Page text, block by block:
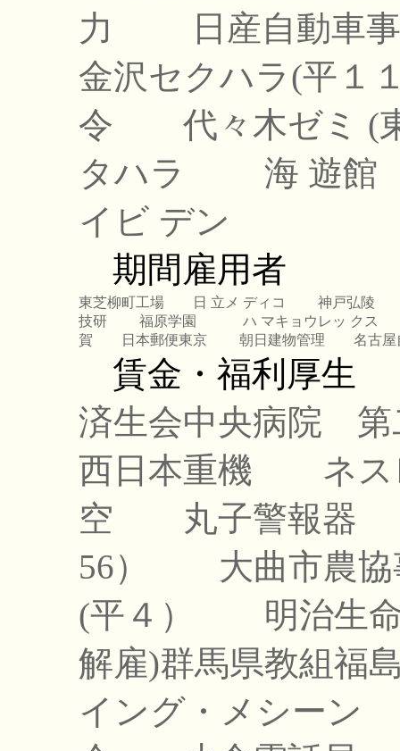
力
日産自動車
金沢セクハラ(平１
令
代々木ゼミ (
タハラ
海 遊館
イビ デン
期間雇用者
東芝柳町工場 日 立メ ディコ
神戸弘陵
技研
福原学園
ハ マキョウレッ クス
賀
日本郵便東京 朝日建物管理 名古屋
賃金・福利厚生
済生会中央病院
西日本重機
ネ
空
丸子警報器
56）
大曲市農
(平４）
明治生
解雇)群馬県教組福
イング・メシーン